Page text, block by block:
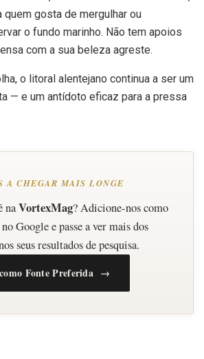
gosta de mergulhar ou
o fundo marinho. Não tem apoios
com a sua beleza agreste.
o litoral alentejano continua a ser um
— e um antídoto eficaz para a pressa
A CHEGAR MAIS LONGE
naVortexMag? Adicione-nos como
Google e passe a ver mais dos
seus resultados de pesquisa.
Fonte Preferida →